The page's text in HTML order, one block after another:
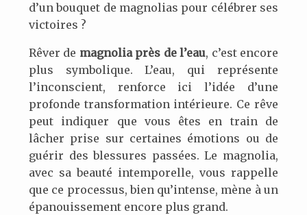
d’un bouquet de magnolias pour célébrer ses
victoires ?
Rêver de magnolia près de l’eau, c’est encore
plus symbolique. L’eau, qui représente
l’inconscient, renforce ici l’idée d’une
profonde transformation intérieure. Ce rêve
peut indiquer que vous êtes en train de
lâcher prise sur certaines émotions ou de
guérir des blessures passées. Le magnolia,
avec sa beauté intemporelle, vous rappelle
que ce processus, bien qu’intense, mène à un
épanouissement encore plus grand.